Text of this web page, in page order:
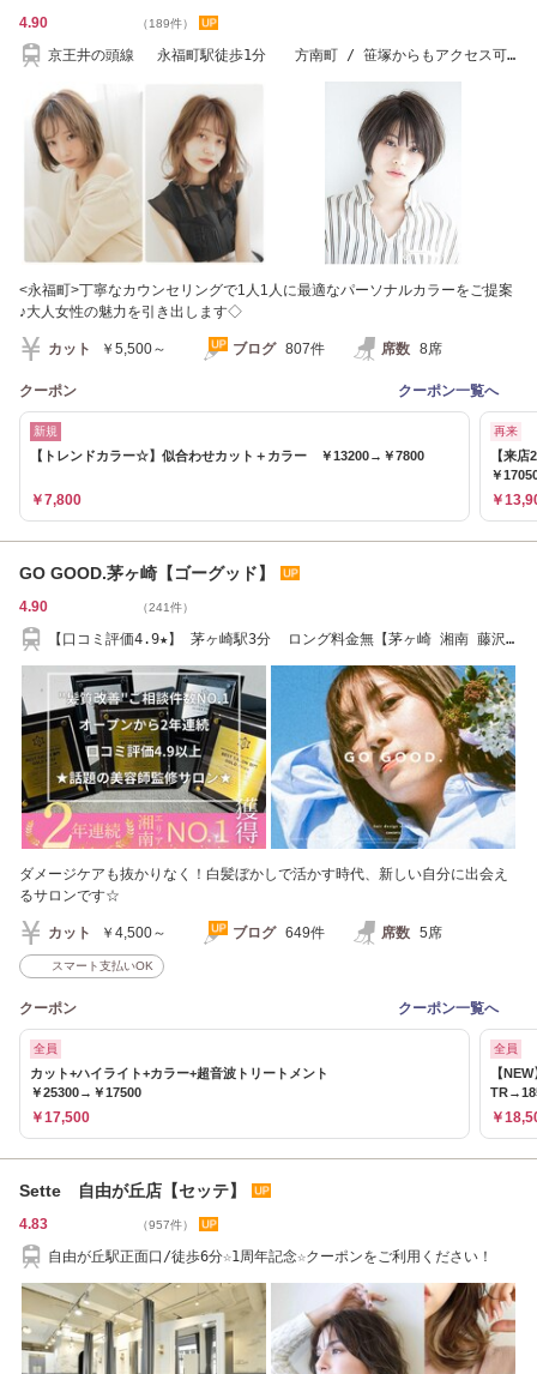
4.90 （189件）
京王井の頭線 永福町駅徒歩1分 方南町 / 笹塚からもアクセス可
<永福町>丁寧なカウンセリングで1人1人に最適なパーソナルカラーをご提案
♪大人女性の魅力を引き出します◇
カット ￥5,500～ ブログ 807件 席数 8席
クーポン クーポン一覧へ
新規
【トレンドカラー☆】似合わせカット＋カラー ￥13200→￥7800
￥7,800
再来
【来
￥
￥
GO GOOD.茅ヶ崎【ゴーグッド】
4.90 （241件）
【口コミ評価4.9★】 茅ヶ崎駅3分 ロング料金無【茅ヶ崎 湘南 藤沢
ダメージケアも抜かりなく！白髪ぼかしで活かす時代、新しい自分に出会え
るサロンです☆
カット ￥4,500～ ブログ 649件 席数 5席
スマート支払いOK
クーポン クーポン一覧へ
全員
カット+ハイライト+カラー+超音波トリートメント
￥25300→￥17500
￥17,500
全員
【
￥
Sette 自由が丘店【セッテ】
4.83 （957件）
自由が丘駅正面口/徒歩6分☆1周年記念☆クーポンをご利用ください！